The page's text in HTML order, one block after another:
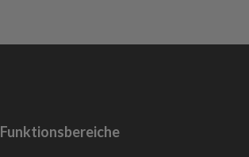
Funktionsbereiche